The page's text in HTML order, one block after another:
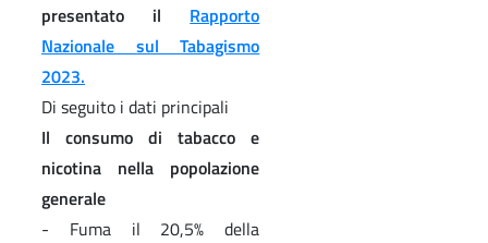
presentato il Rapporto
Nazionale sul Tabagismo
2023.
Di seguito i dati principali
Il consumo di tabacco e
nicotina nella popolazione
generale
- Fuma il 20,5% della